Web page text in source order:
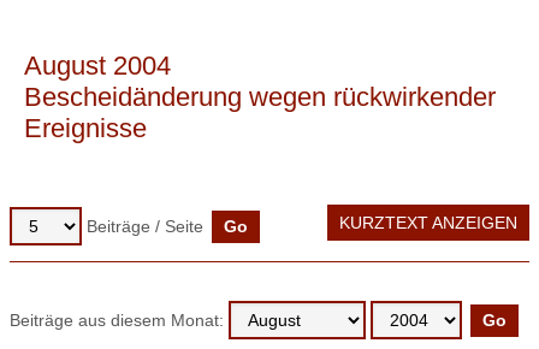
August 2004
Bescheidänderung wegen rückwirkender
Ereignisse
Beiträge / Seite KURZTEXT ANZEIGEN
Beiträge aus diesem Monat: